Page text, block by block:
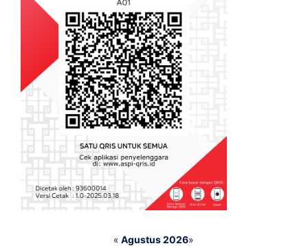
« Agustus 2026»